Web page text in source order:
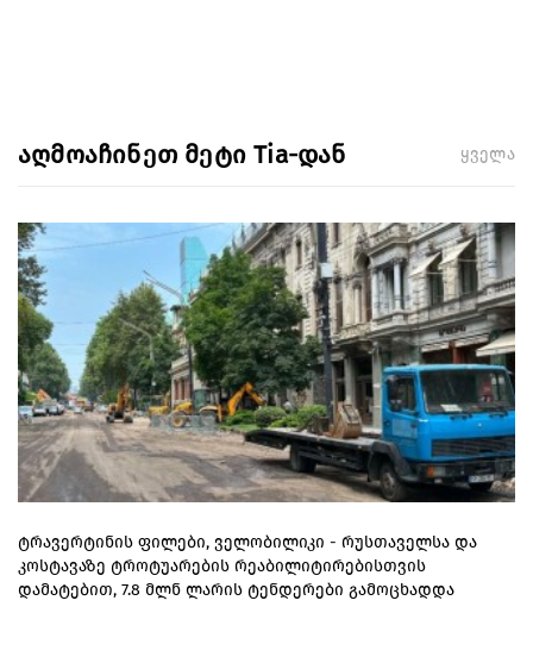
აღმოაჩინეთ მეტი Tia-დან ყველა
ტრავერტინის ფილები, ველობილიკი - რუსთაველსა და
კოსტავაზე ტროტუარების რეაბილიტირებისთვის
დამატებით, 7.8 მლნ ლარის ტენდერები გამოცხადდა